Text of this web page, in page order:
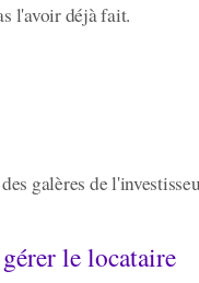
l'avoir déjà fait.
galères de
le locataire